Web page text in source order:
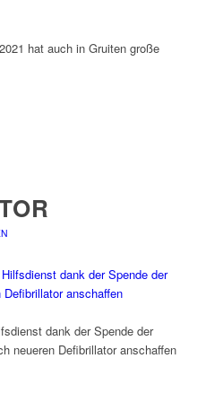
hat auch in Gruiten große
dank der Spende der
neueren Defibrillator anschaffen